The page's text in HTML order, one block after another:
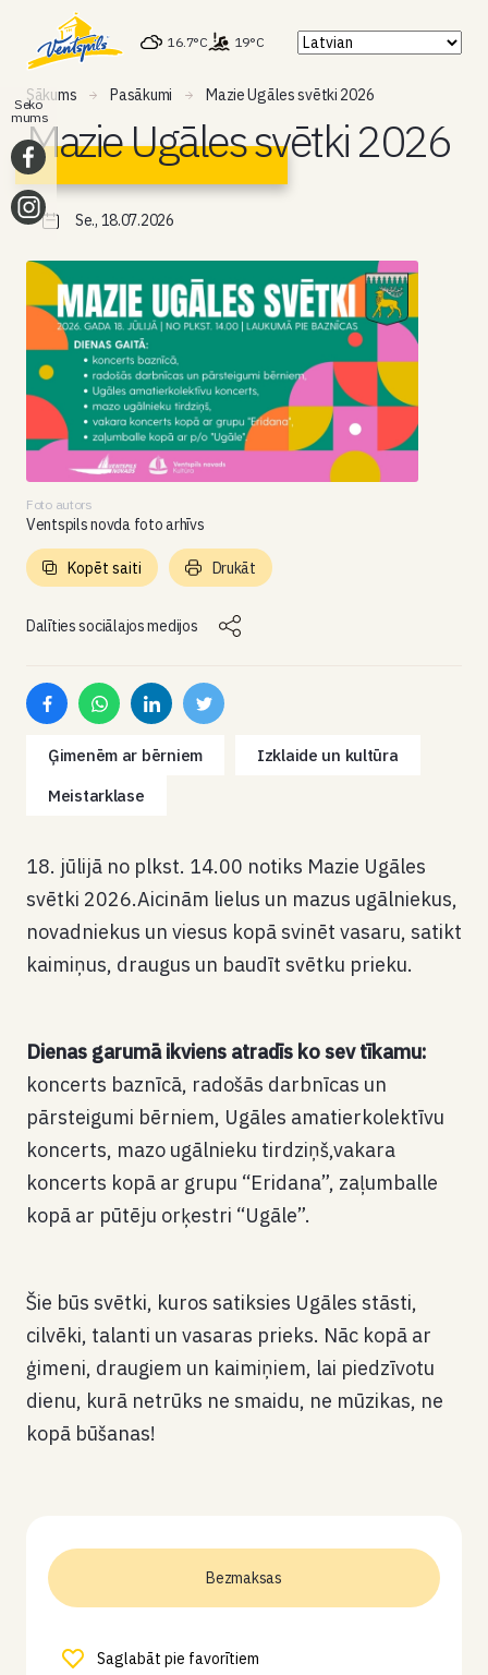
16.7°C 19°C
Sākums Pasākumi Mazie Ugāles svētki 2026
Mazie Ugāles svētki 2026
Se., 18.07.2026
Foto autors
Ventspils novda foto arhīvs
Dalīties sociālajos medijos
Kopēt saiti Drukāt
Ģimenēm ar bērniem
Izklaide un kultūra
Meistarklase
18. jūlijā no plkst. 14.00 notiks Mazie Ugāles
svētki 2026.Aicinām lielus un mazus ugālniekus,
novadniekus un viesus kopā svinēt vasaru, satikt
kaimiņus, draugus un baudīt svētku prieku.
Dienas garumā ikviens atradīs ko sev tīkamu:
koncerts baznīcā, radošās darbnīcas un
pārsteigumi bērniem, Ugāles amatierkolektīvu
koncerts, mazo ugālnieku tirdziņš,vakara
koncerts kopā ar grupu “Eridana”, zaļumballe
kopā ar pūtēju orķestri “Ugāle”.
Šie būs svētki, kuros satiksies Ugāles stāsti,
cilvēki, talanti un vasaras prieks. Nāc kopā ar
ģimeni, draugiem un kaimiņiem, lai piedzīvotu
dienu, kurā netrūks ne smaidu, ne mūzikas, ne
kopā būšanas!
Bezmaksas
Saglabāt pie favorītiem
Seko
mums